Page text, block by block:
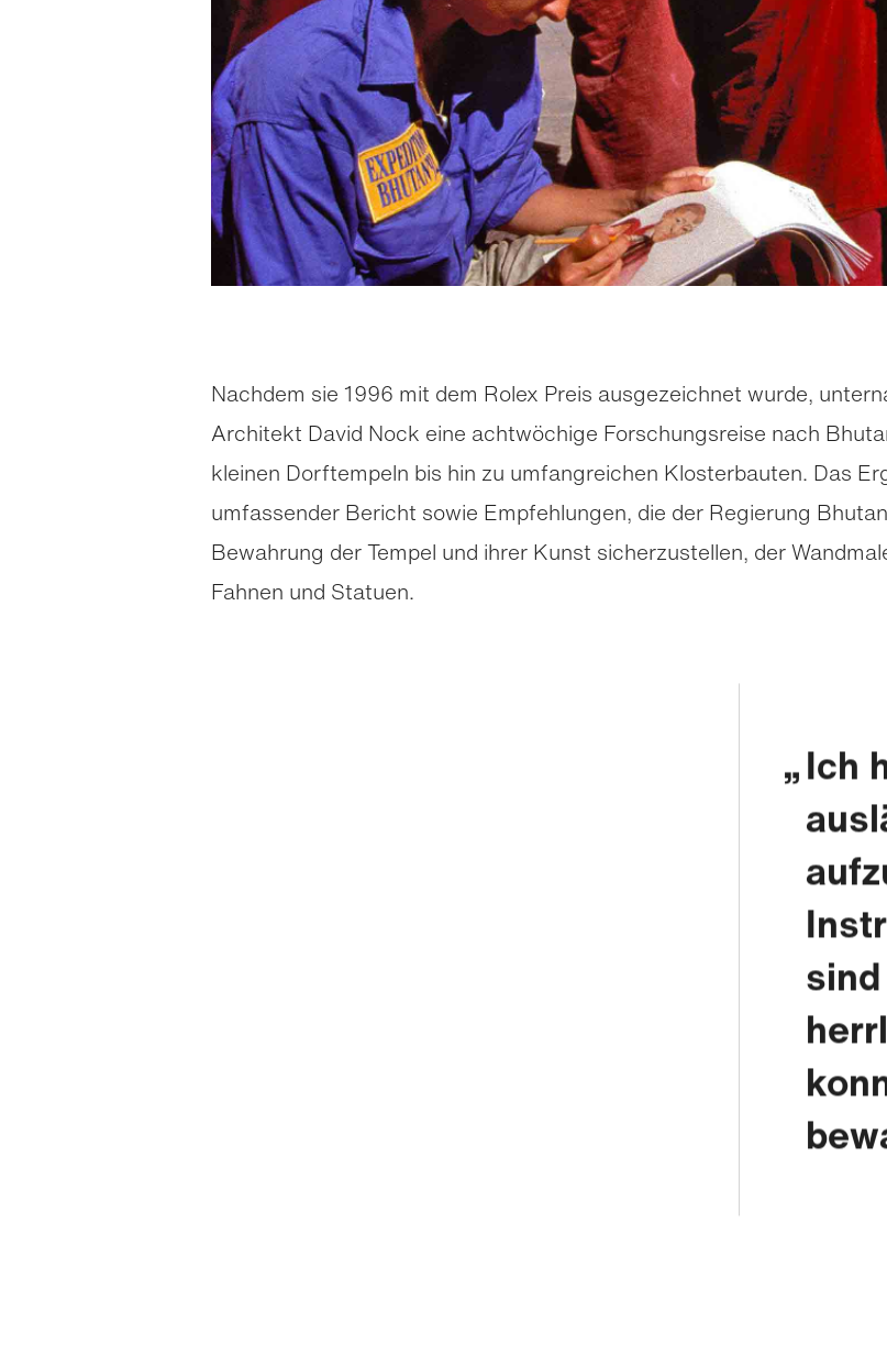
Nachdem sie 1996 mit dem Rolex Preis ausgezeichnet wurde,
Architekt David Nock eine achtwöchige Forschungsreise nach
kleinen Dorf­tempeln bis hin zu umfangreichen Klosterbauten. Das
umfassender Bericht sowie Empfehlungen, die der Regierung
Bewahrung der Tempel und ihrer Kunst sicherzustellen, der
Fahnen und Statuen.
Ich